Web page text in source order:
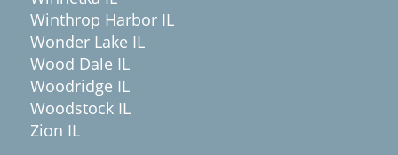
Winthrop Harbor IL
Wonder Lake IL
Wood Dale IL
Woodridge IL
Woodstock IL
Zion IL